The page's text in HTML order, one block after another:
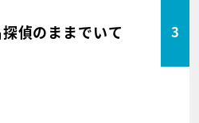
偵のままでいて 3